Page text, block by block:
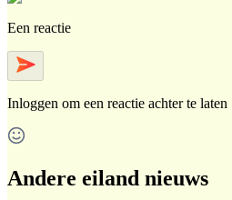
Een reactie
Inloggen om een reactie achter te laten
Andere eiland nieuws